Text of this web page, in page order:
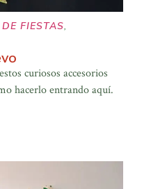
FIESTAS,
curiosos accesorios
hacerlo entrando aquí.